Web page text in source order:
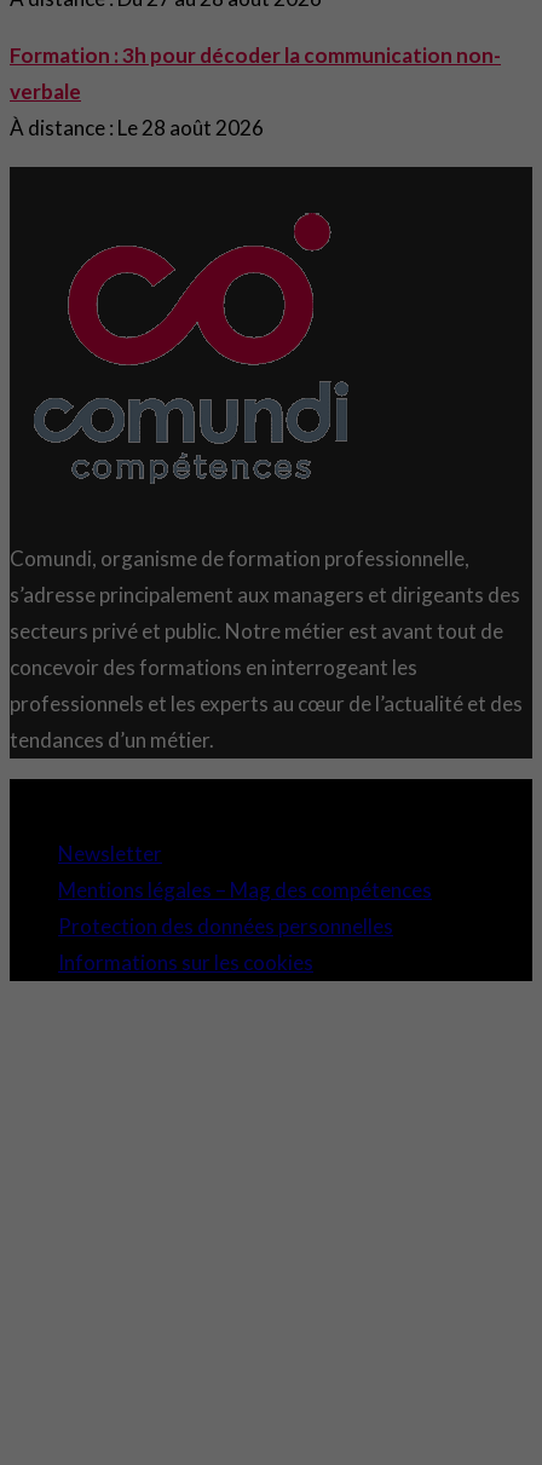
Formation : 3h pour décoder la communication non-
verbale
À distance : Le 28 août 2026
Comundi, organisme de formation professionnelle,
s’adresse principalement aux managers et dirigeants des
secteurs privé et public. Notre métier est avant tout de
concevoir des formations en interrogeant les
professionnels et les experts au cœur de l’actualité et des
tendances d’un métier.
Newsletter
Mentions légales – Mag des compétences
Protection des données personnelles
Informations sur les cookies